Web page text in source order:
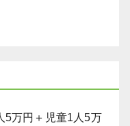
5万円＋児童1人5万